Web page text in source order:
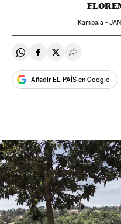
Kampala -JAN
Compartir en Whatsapp
Compartir en
Compartir en
Desplegar
Añadir EL PAÍS en Google